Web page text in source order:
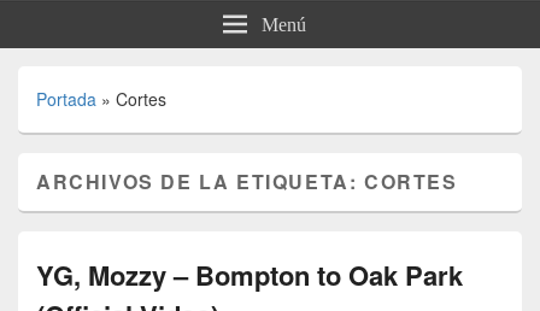
Menú
Portada » Cortes
ARCHIVOS DE LA ETIQUETA:CORTES
YG, Mozzy – Bompton to Oak Park